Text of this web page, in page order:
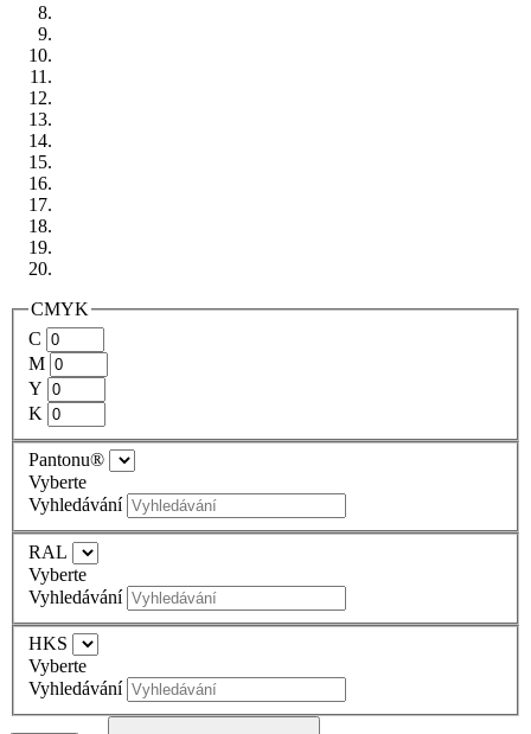
CMYK
C
M
Y
K
Pantonu®
Vyberte
Vyhledávání
RAL
Vyberte
Vyhledávání
HKS
Vyberte
Vyhledávání